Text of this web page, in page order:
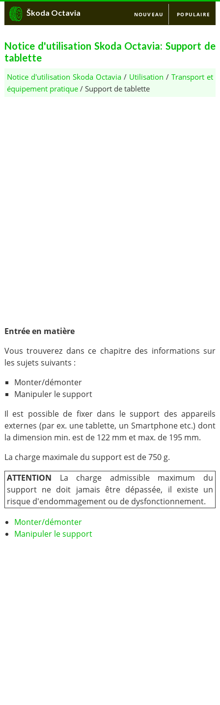
Škoda Octavia NOUVEAU POPULAIRE
Notice d'utilisation Skoda Octavia: Support de
tablette
Notice d'utilisation Skoda Octavia/ Utilisation /Transport et
équipement pratique/ Support de tablette
Entrée en matière
Vous trouverez dans ce chapitre des informations sur
les sujets suivants :
Monter/démonter
Manipuler le support
Il est possible de fixer dans le support des appareils
externes (par ex. une tablette, un Smartphone etc.) dont
la dimension min. est de 122 mm et max. de 195 mm.
La charge maximale du support est de 750 g.
ATTENTION La charge admissible maximum du
support ne doit jamais être dépassée, il existe un
risque d'endommagement ou de dysfonctionnement.
Monter/démonter
Manipuler le support